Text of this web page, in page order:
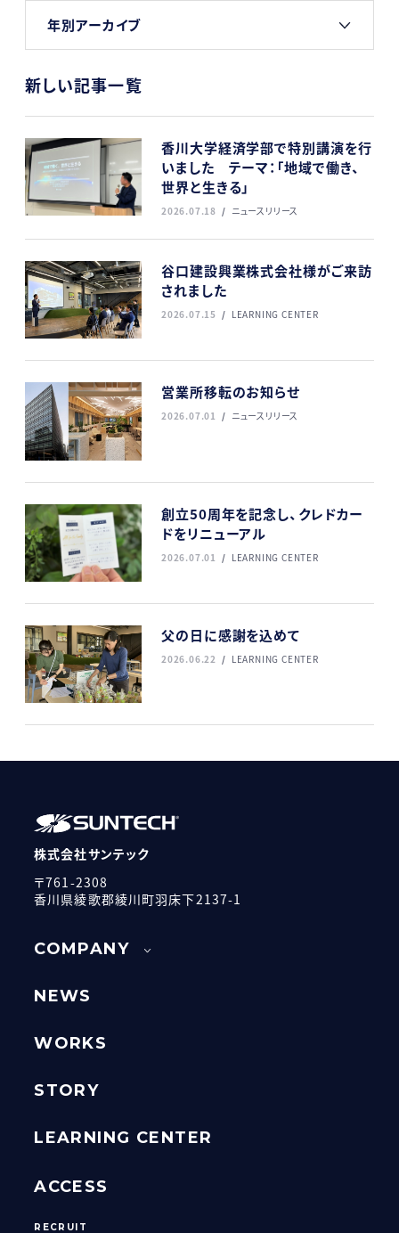
年別アーカイブ
新しい記事一覧
香川大学経済学部で特別講演を行
いました テーマ：「地域で働き、
世界と生きる」
2026.07.18 ニュースリリース
谷口建設興業株式会社様がご来訪
されました
2026.07.15 LEARNING CENTER
営業所移転のお知らせ
2026.07.01 ニュースリリース
創立50周年を記念し、クレドカー
ドをリニューアル
2026.07.01 LEARNING CENTER
父の日に感謝を込めて
2026.06.22 LEARNING CENTER
株式会社サンテック
〒761-2308
香川県綾歌郡綾川町羽床下2137-1
COMPANY
NEWS
WORKS
STORY
LEARNING CENTER
ACCESS